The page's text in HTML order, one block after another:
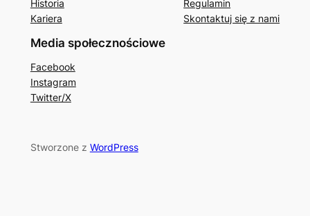
Historia
Kariera
Regulamin
Skontaktuj się z nami
Media społecznościowe
Facebook
Instagram
Twitter/X
Stworzone z WordPress